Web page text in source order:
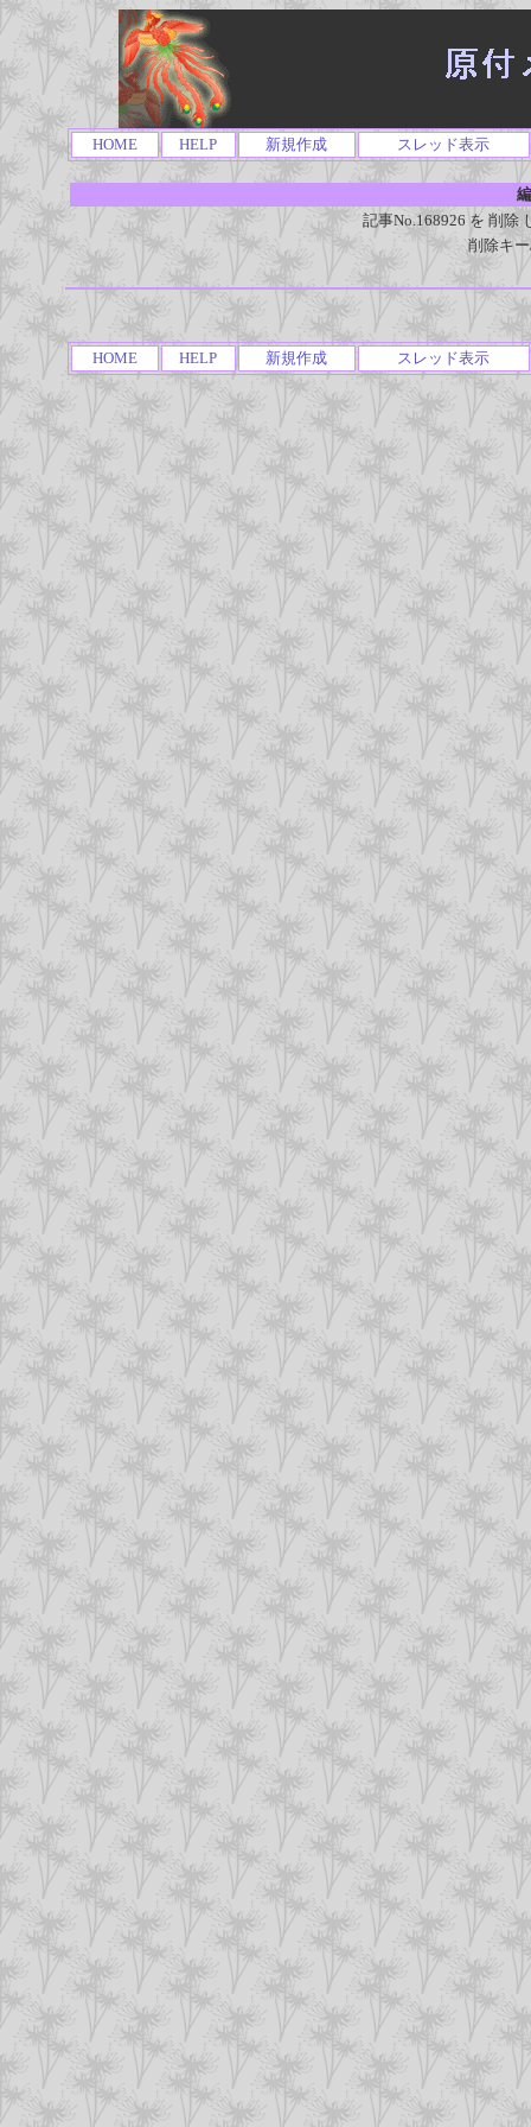
HOME HELP 新規作成 スレッド表示
記事No.168926 を 削除
削除キ
HOME HELP 新規作成 スレッド表示